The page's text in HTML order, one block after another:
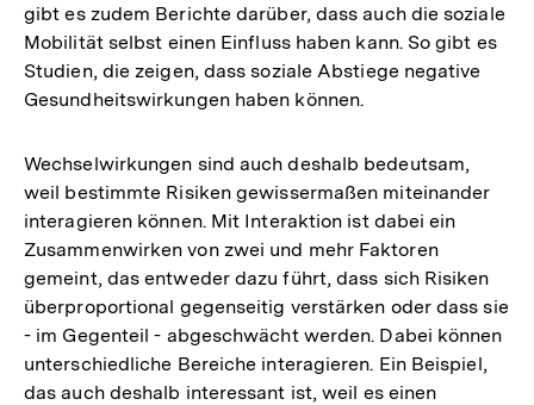
gibt es zudem Berichte darüber, dass auch die soziale
Mobilität selbst einen Einfluss haben kann. So gibt es
Studien, die zeigen, dass soziale Abstiege negative
Gesundheitswirkungen haben können.
Wechselwirkungen sind auch deshalb bedeutsam,
weil bestimmte Risiken gewissermaßen miteinander
interagieren können. Mit Interaktion ist dabei ein
Zusammenwirken von zwei und mehr Faktoren
gemeint, das entweder dazu führt, dass sich Risiken
überproportional gegenseitig verstärken oder dass sie
- im Gegenteil - abgeschwächt werden. Dabei können
unterschiedliche Bereiche interagieren. Ein Beispiel,
das auch deshalb interessant ist, weil es einen